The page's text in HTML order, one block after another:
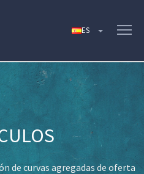
de curvas agregadas de oferta